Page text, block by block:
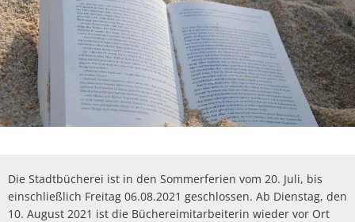
Die Stadtbücherei ist in den Sommerferien vom 20. Juli, bis
einschließlich Freitag 06.08.2021 geschlossen. Ab Dienstag, den
10. August 2021 ist die Büchereimitarbeiterin wieder vor Ort